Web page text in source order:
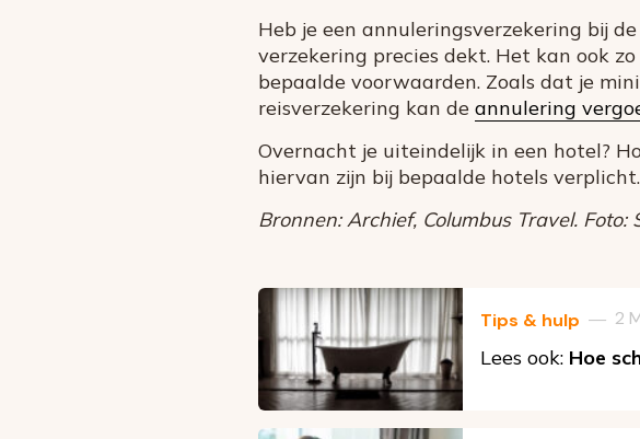
Heb je een annuleringsverzekering bij
verzekering precies dekt. Het kan ook
bepaalde voorwaarden. Zoals dat je
reisverzekering kan de annulering
Overnacht je uiteindelijk in een hotel?
hiervan zijn bij bepaalde hotels verplicht.
Bronnen: Archief, Columbus Travel. Foto:
Tips & hulp — 2
Lees ook: Hoe